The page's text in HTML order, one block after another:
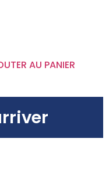
AU PANIER